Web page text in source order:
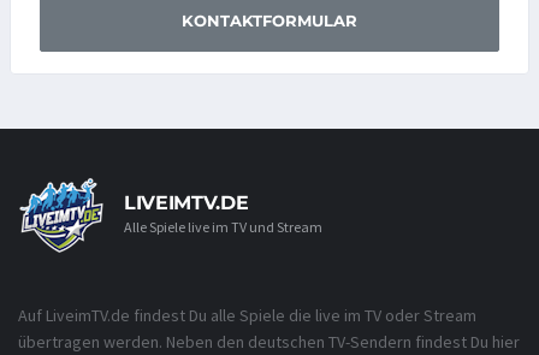
KONTAKTFORMULAR
LIVEIMTV.DE
Alle Spiele live im TV und Stream
Auf LiveimTV.de findest Du alle Spiele die live im TV oder Stream
übertragen werden. Neben den deutschen TV-Sendern findest Du hier